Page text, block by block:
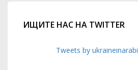
ИЩИТЕ НАС НА TWITTER
Tweets by ukraineinarabi